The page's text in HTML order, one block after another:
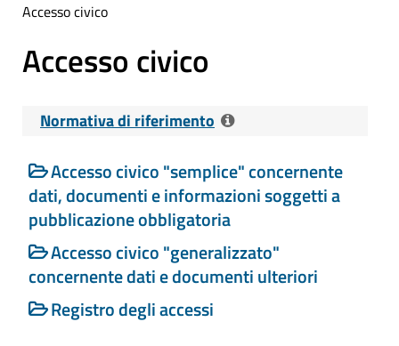
Accesso civico
Accesso civico
Normativa di riferimento
Riferimenti normativi:
D. Lgs. 14 Marzo 2013 n. 33 Art. 5, c.
1, c. 2 - Accesso civico a dati e
documenti
Legge n. 241/90 Art. 2, c. 9-bis -
Conclusione del procedimento
Accesso civico "semplice" concernente
dati, documenti e informazioni soggetti a
pubblicazione obbligatoria
Accesso civico "generalizzato"
concernente dati e documenti ulteriori
Registro degli accessi